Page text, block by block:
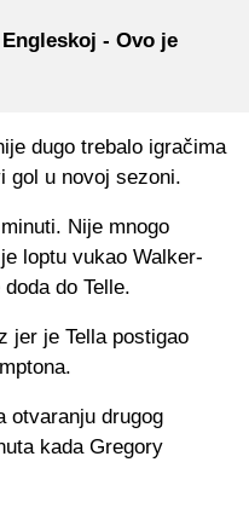
- Ovo je
dugo trebalo igračima
gol u novoj sezoni.
Nije mnogo
loptu vukao Walker-
do Telle.
jer je Tella postigao
otvaranju drugog
kada Gregory